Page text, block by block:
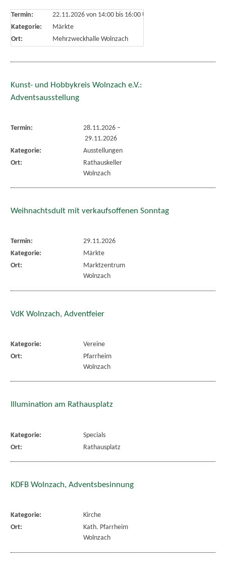
Termin: 22.11.2026 von 14:00bis 16:00 Uhr
Kategorie:
Märkte
Ort:
Mehrzweckhalle Wolnzach
Kunst- und Hobbykreis Wolnzach e.V.:
Adventsausstellung
Termin: 28.11.2026–
29.11.2026
Kategorie:
Ausstellungen
Ort:
Rathauskeller
Wolnzach
Weihnachtsdult mit verkaufsoffenen Sonntag
Termin:
29.11.2026
Kategorie:
Märkte
Ort:
Marktzentrum
Wolnzach
VdK Wolnzach, Adventfeier
Kategorie:
Vereine
Ort:
Pfarrheim
Wolnzach
Illumination am Rathausplatz
Kategorie:
Specials
Ort:
Rathausplatz
KDFB Wolnzach, Adventsbesinnung
Kategorie:
Kirche
Ort:
Kath. Pfarrheim
Wolnzach